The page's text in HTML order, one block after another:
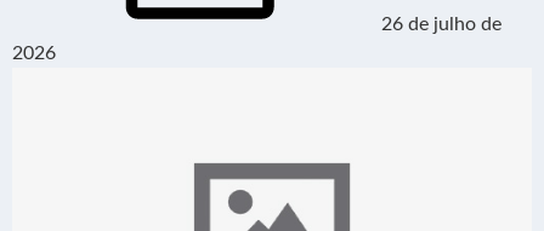
26 de julho de
2026